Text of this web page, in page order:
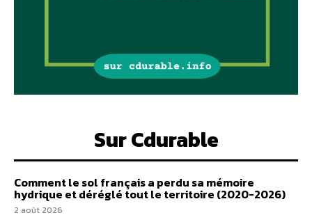
Sur Cdurable
Comment le sol français a perdu sa mémoire
hydrique et déréglé tout le territoire (2020-2026)
2 août 2026